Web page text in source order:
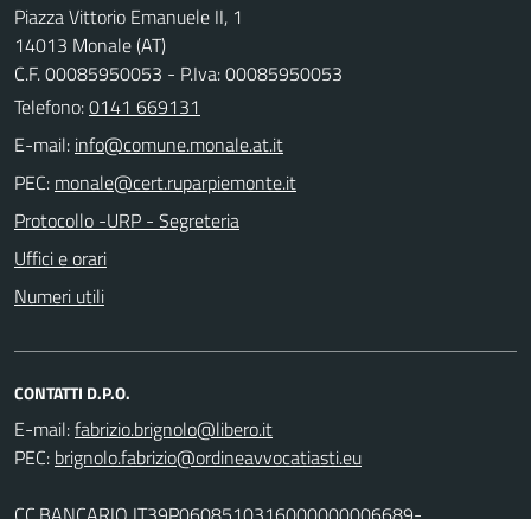
Piazza Vittorio Emanuele II, 1
14013 Monale (AT)
C.F. 00085950053 - P.Iva: 00085950053
Telefono:0141 669131
E-mail:
PEC:
Protocollo -URP - Segreteria
Uffici e orari
Numeri utili
CONTATTI D.P.O.
E-mail:
PEC: